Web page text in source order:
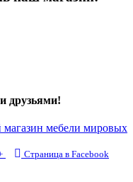
друзьями!
мебели мировых
Страница в Facebook